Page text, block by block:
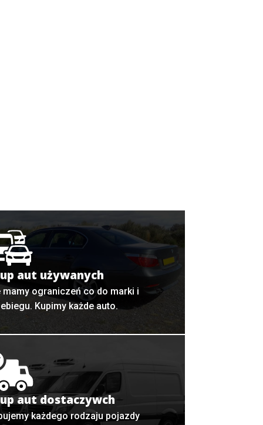
aut używanych
mamy ograniczeń co do marki i
Kupimy każde auto.
aut dostaczywch
każdego rodzaju pojazdy